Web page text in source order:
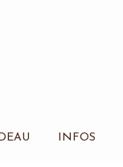
INFOS